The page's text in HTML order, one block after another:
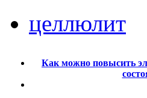
целлюлит
Как можно повысить